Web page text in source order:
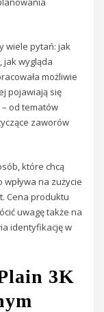
wiele pytań: jak
jak wygląda
możliwie
pojawiają się
od tematów
zaworów
które chcą
na zużycie
Cena produktu
uwagę także na
identyfikację w
3K